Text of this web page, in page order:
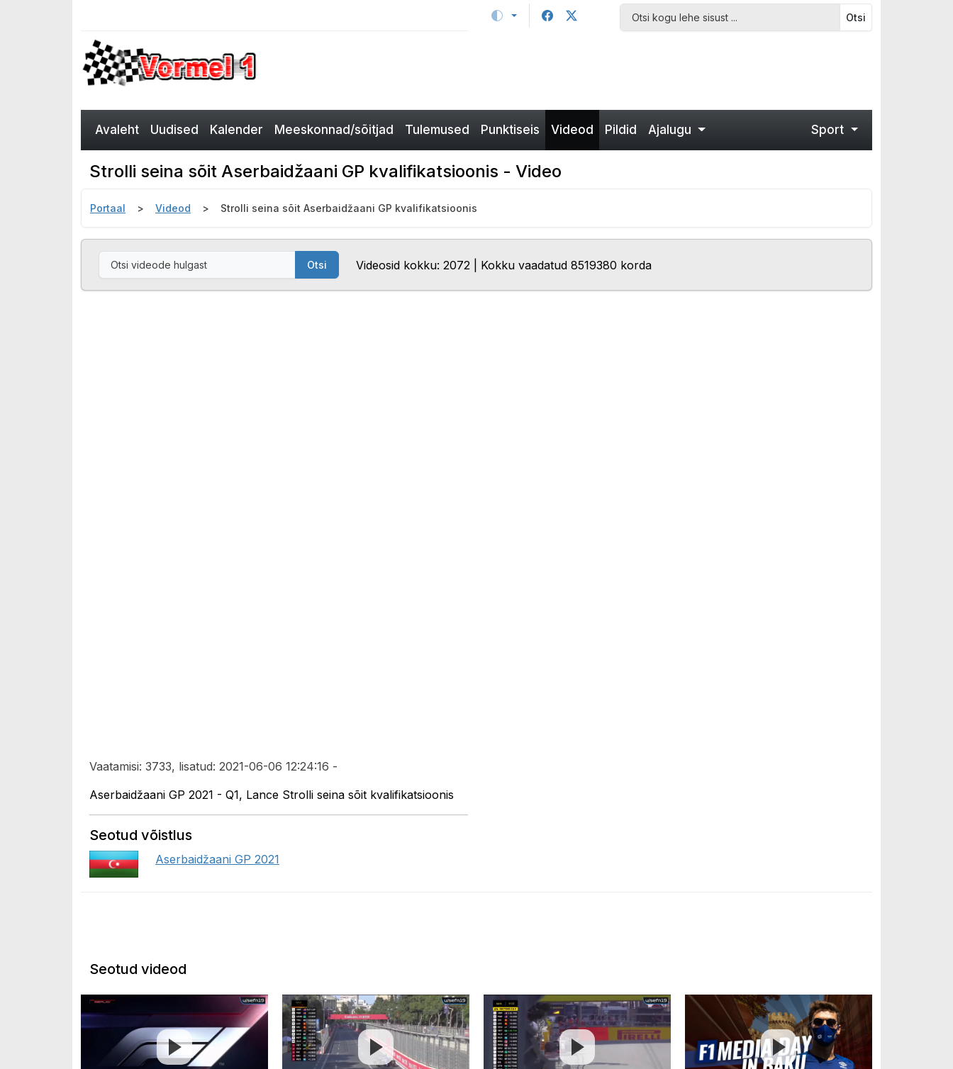
Otsi
Avaleht Uudised Kalender Meeskonnad/sõitjad Tulemused Punktiseis Videod Pildid Ajalugu Sport
Strolli seina sõit Aserbaidžaani GP kvalifikatsioonis - Video
Portaal Videod Strolli seina sõit Aserbaidžaani GP kvalifikatsioonis
Otsi Videosid kokku: 2072 | Kokku vaadatud 8519380 korda
Vaatamisi: 3733, lisatud: 2021-06-06 12:24:16 -
Aserbaidžaani GP 2021 - Q1, Lance Strolli seina sõit kvalifikatsioonis
Seotud võistlus
Aserbaidžaani GP 2021
Seotud videod